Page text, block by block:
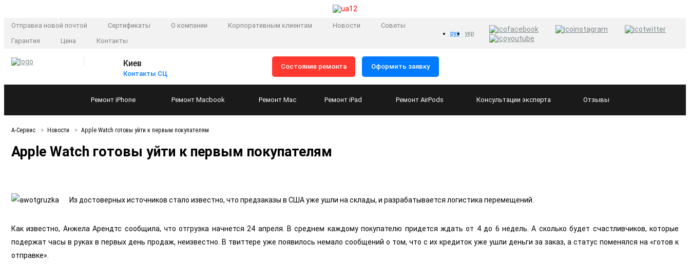
Отправка новой почтой Сертификаты О компании Корпоративным клиентам Новости
Советы
Гарантия
Цена Контакты
рус укр
Киев
Контакты СЦ
Состояние ремонта Оформить заявку
Ремонт iPhone Ремонт Macbook Ремонт Mac Ремонт iPad Ремонт AirPods Консультации эксперта Отзывы
А-Сервис Новости Apple Watch готовы уйти к первым покупателям
Apple Watch готовы уйти к первым покупателям
Из достоверных источников стало известно, что предзаказы в США уже ушли на склады, и разрабатывается логистика перемещений.
Как известно, Анжела Арендтс сообщила, что отгрузка начнется 24 апреля. В среднем каждому покупателю придется ждать от 4 до 6 недель. А сколько будет счастливчиков, которые
подержат часы в руках в первых день продаж, неизвестно. В твиттере уже появилось немало сообщений о том, что с их кредиток уже ушли деньги за заказ, а статус поменялся на «готов к
отправке».